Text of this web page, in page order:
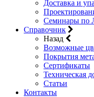
Доставка и
Семинары по
Справочник
Назад
Возможные
Покрытия
Сертификаты
Техническая
Статьи
Контакты